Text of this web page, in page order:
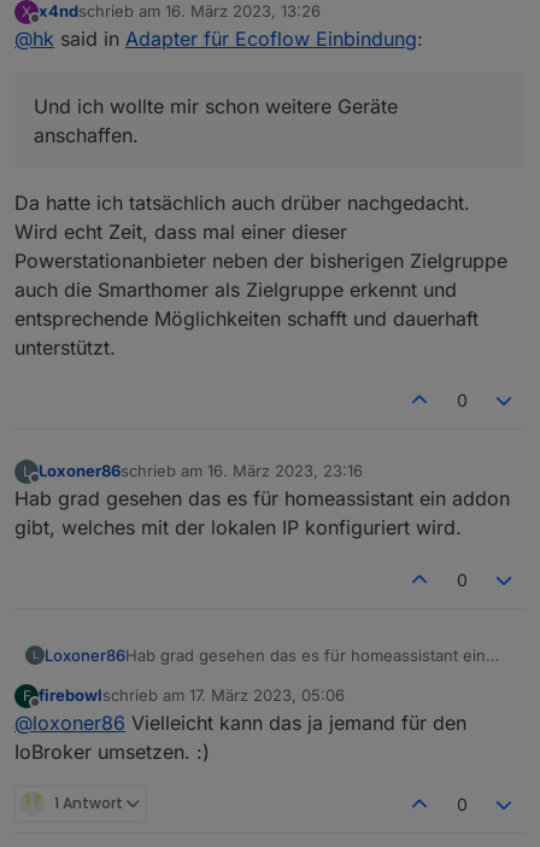
Username und Password"
Und ich wollte mir schon weitere Geräte anschaffen.
X
Offline
x4ndschrieb am 16. März 2023, 13:26
zuletzt editiert von
@hk said in Adapter für Ecoflow Einbindung:
Und ich wollte mir schon weitere Geräte
anschaffen.
Da hatte ich tatsächlich auch drüber nachgedacht.
Wird echt Zeit, dass mal einer dieser
Powerstationanbieter neben der bisherigen Zielgruppe
auch die Smarthomer als Zielgruppe erkennt und
entsprechende Möglichkeiten schafft und dauerhaft
unterstützt.
0
L
Offline
Loxoner86schrieb am 16. März 2023, 23:16
zuletzt editiert von
Hab grad gesehen das es für homeassistant ein addon
gibt, welches mit der lokalen IP konfiguriert wird.
0
L Loxoner86Hab grad gesehen das es für homeassistant ein
wird.
F
Offline
firebowlschrieb am 17. März 2023, 05:06
zuletzt editiert von
@loxoner86 Vielleicht kann das ja jemand für den
IoBroker umsetzen. :)
1 Antwort 0